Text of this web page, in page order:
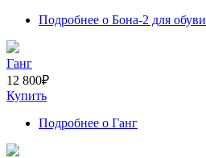
Подробнее о Бона-2 для обуви
Ганг
12 800₽
Купить
Подробнее о Ганг